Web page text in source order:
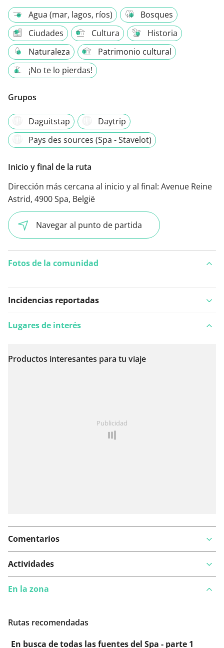
Agua (mar, lagos, ríos)
Bosques
Ciudades
Cultura
Historia
Naturaleza
Patrimonio cultural
¡No te lo pierdas!
Grupos
Daguitstap
Daytrip
Pays des sources (Spa - Stavelot)
Inicio y final de la ruta
Dirección más cercana al inicio y al final: Avenue Reine
Astrid, 4900 Spa, België
Navegar al punto de partida
Fotos de la comunidad
Incidencias reportadas
Ver en el mapa
Lugares de interés
Productos interesantes para tu viaje
Publicidad
Comentarios
Actividades
En la zona
Rutas recomendadas
En busca de todas las fuentes del Spa - parte 1